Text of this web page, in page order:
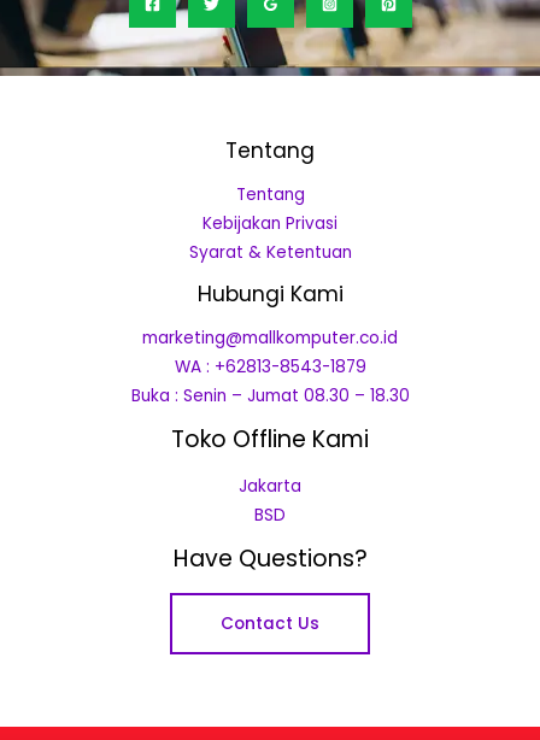
Tentang
Tentang
Kebijakan Privasi
Syarat & Ketentuan
Hubungi Kami
marketing@mallkomputer.co.id
WA : +62813-8543-1879
Buka : Senin – Jumat 08.30 – 18.30
Toko Offline Kami
Jakarta
BSD
Have Questions?
Contact Us